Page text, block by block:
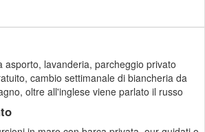
asporto, lavanderia, parcheggio privato
cambio settimanale di biancheria da
oltre all'inglese viene parlato il russo